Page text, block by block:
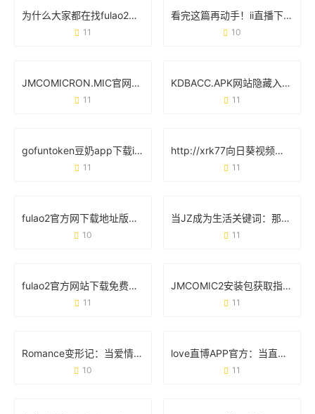
为什么大家都在找fulao2最新破解版？这些细节你可能没注意到
11
看完这篇再动手！ii直播下载app安装必知的6个细节
10
JMCOMICRON.MIC官网：从界面设计到功能实操的完整指南
11
KDBACC.APK网站隐藏入口：这些细节可能被你忽略了
11
gofuntoken豆奶app下载ios免费：解锁健康饮品的正确姿势
11
http://xrk77向日葵视频下载成人版：当用户需求遇上平台责任
11
fulao2官方网下载地址版怎么找？手把手教你避坑指南
10
当JZ成为生活关键词：那些你想不到的日常场景
11
fulao2官方网站下载免费版：新手必看的实用教程与安全指南
11
JMCOMIC2安装包获取指南：安全下载与使用全攻略
11
Romance变形记：当爱情在21世纪玩起“变装游戏”
10
love直博APP官方：当直播遇见真实心动
11